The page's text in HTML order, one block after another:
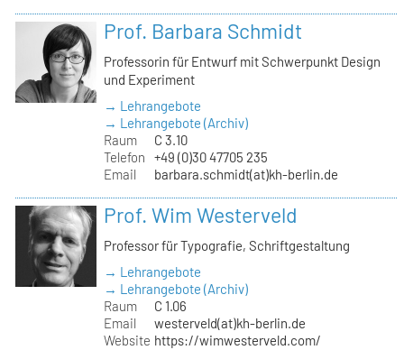
Prof. Barbara Schmidt
Professorin für Entwurf mit Schwerpunkt Design
und Experiment
→ Lehrangebote
→ Lehrangebote (Archiv)
Raum
C 3.10
Telefon
+49 (0)30 47705 235
Email
barbara.schmidt(at)kh-berlin.de
Prof. Wim Westerveld
Professor für Typografie, Schriftgestaltung
→ Lehrangebote
→ Lehrangebote (Archiv)
Raum
C 1.06
Email
westerveld(at)kh-berlin.de
Website https://wimwesterveld.com/